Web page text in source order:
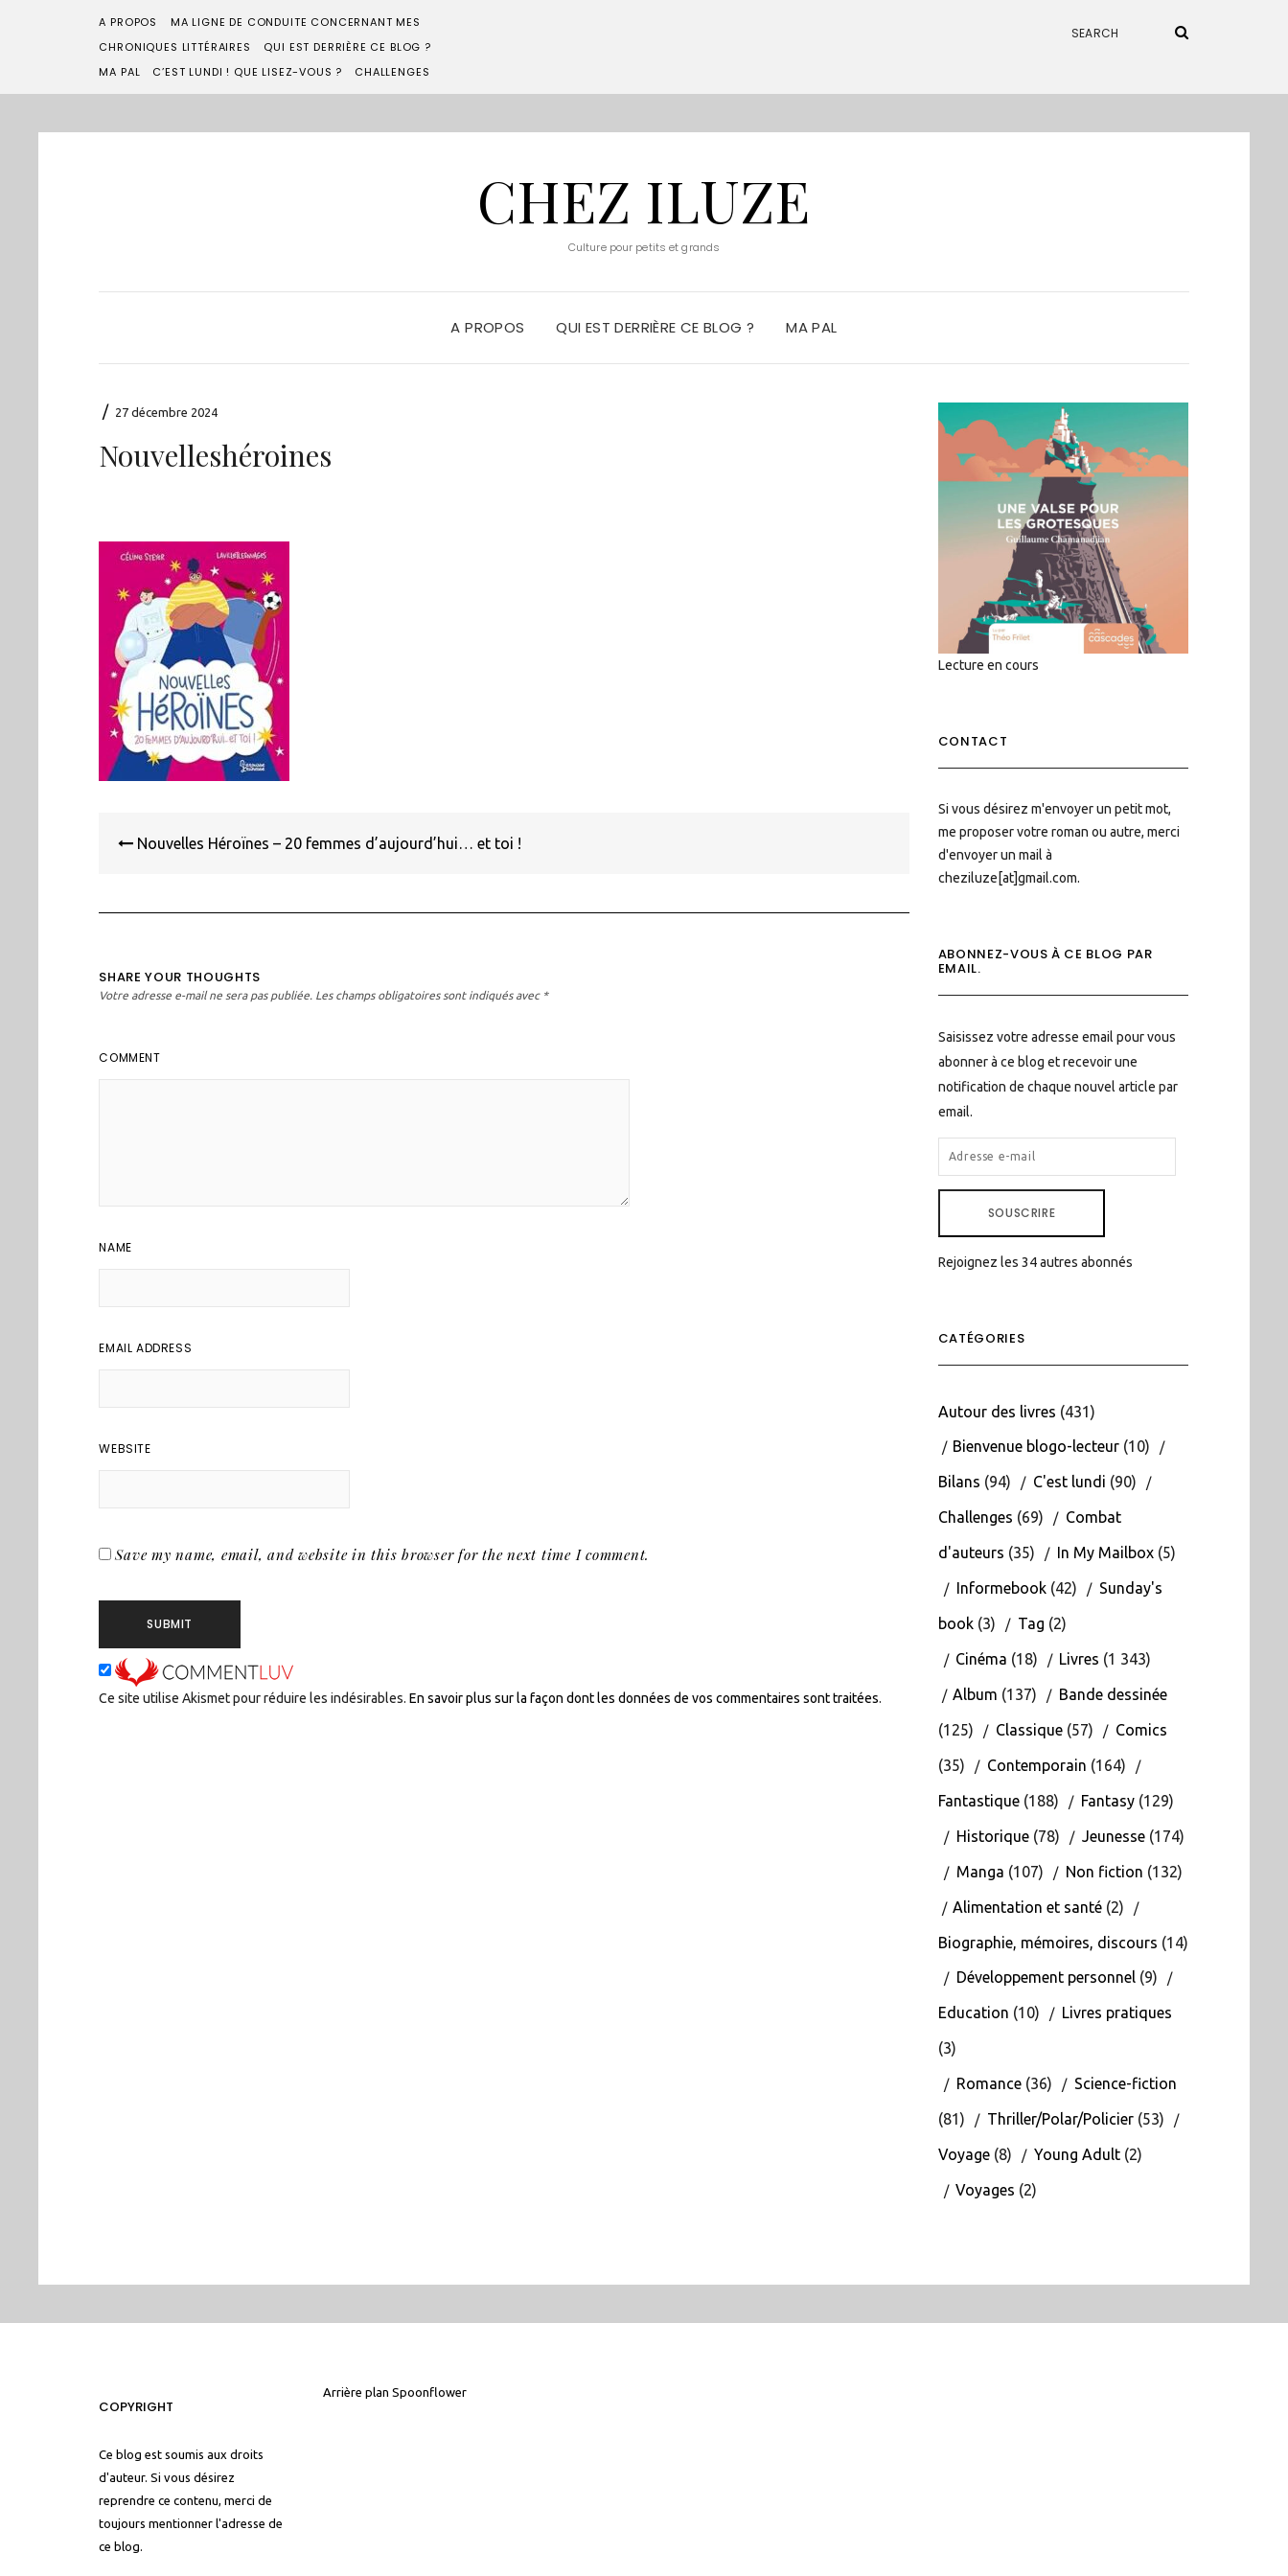
A PROPOS
MA LIGNE DE CONDUITE CONCERNANT MES
CHRONIQUES LITTÉRAIRES
QUI EST DERRIÈRE CE BLOG ?
MA PAL
C’EST LUNDI ! QUE LISEZ-VOUS ? CHALLENGES
CHEZ ILUZE
Culture pour petits et grands
A PROPOS QUI EST DERRIÈRE CE BLOG ? MA PAL
/ 27 décembre 2024
Nouvelleshéroines
de
Nouvelles Héroïnes – 20 femmes d’aujourd’hui… et toi !
SHARE YOUR THOUGHTS
Votre adresse e-mail ne sera pas publiée. Les champs obligatoires sont indiqués avec *
COMMENT
NAME
EMAIL ADDRESS
WEBSITE
Save my name, email, and website in this browser for the next time I comment.
Ce site utilise Akismet pour réduire les indésirables.En savoir plus sur la façon dont les données de vos commentaires sont traitées.
Lecture en cours
CONTACT
Si vous désirez m'envoyer un petit mot,
me proposer votre roman ou autre, merci
d'envoyer un mail à
cheziluze[at]gmail.com.
ABONNEZ-VOUS À CE BLOG PAR
EMAIL.
Saisissez votre adresse email pour vous
abonner à ce blog et recevoir une
notification de chaque nouvel article par
email.
ADRESSE
E-
SOUSCRIRE
Rejoignez les 34 autres abonnés
CATÉGORIES
Autour des livres (431)
Bienvenue blogo-lecteur(10)
Bilans (94) C'est lundi (90)
Challenges (69) Combat
d'auteurs (35) In My Mailbox(5)
Informebook(42) Sunday's
book(3) Tag (2)
Cinéma (18) Livres (1 343)
Album (137) Bande dessinée
(125) Classique(57) Comics
(35) Contemporain (164)
Fantastique(188) Fantasy(129)
Historique(78) Jeunesse(174)
Manga (107) Non fiction (132)
Alimentation et santé(2)
Biographie, mémoires, discours (14)
Développement personnel(9)
Education (10) Livres pratiques
(3)
Romance(36) Science-fiction
(81) Thriller/Polar/Policier(53)
Voyage(8) Young Adult(2)
Voyages (2)
COPYRIGHT
Ce blog est soumis aux droits
d'auteur. Si vous désirez
reprendre ce contenu, merci de
toujours mentionner l'adresse de
ce blog.
Arrière plan Spoonflower